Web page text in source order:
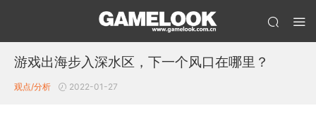
游戏出海步入深水区，下一个风口在哪里？
观点/分析 2022-01-27